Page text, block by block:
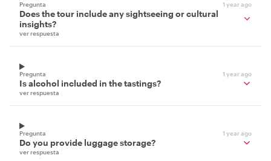
Pregunta 1 year ago
Does the tour include any sightseeing or cultural
insights?
ver respuesta
Pregunta 1 year ago
Is alcohol included in the tastings?
ver respuesta
Pregunta 1 year ago
Do you provide luggage storage?
ver respuesta